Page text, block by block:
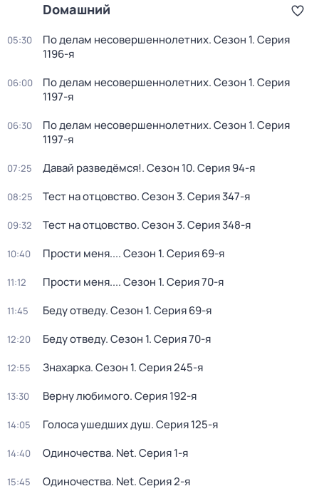
Dомашний
05:30 По делам несовершеннолетних. Сезон 1. Серия
1196-я
06:00 По делам несовершеннолетних. Сезон 1. Серия
1197-я
06:30 По делам несовершеннолетних. Сезон 1. Серия
1197-я
07:25 Давай рaзвeдёмся!. Сезон 10. Серия 94-я
08:25 Тест на отцовство. Сезон 3. Серия 347-я
09:32 Тест на отцовство. Сезон 3. Серия 348-я
10:40 Прости меня.... Сезон 1. Серия 69-я
11:12 Прости меня.... Сезон 1. Серия 70-я
11:45 Беду отведу. Сезон 1. Серия 69-я
12:20 Беду отведу. Сезон 1. Серия 70-я
12:55 Знaхaрка. Сезон 1. Серия 245-я
13:30 Верну любимого. Серия 192-я
14:05 Голocа ушедших душ. Серия 125-я
14:40 Одиночества. Net. Серия 1-я
15:45 Одиночества. Net. Серия 2-я